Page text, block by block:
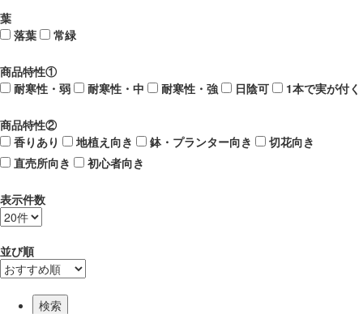
葉
落葉
常緑
商品特性①
耐寒性・弱
耐寒性・中 耐寒性・強 日陰可 1本で実が付く
商品特性②
香りあり
地植え向き 鉢・プランター向き
切花向き
直売所向き
初心者向き
表示件数
並び順
検索